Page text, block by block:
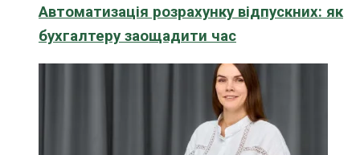
Автоматизація розрахунку відпускних: як
бухгалтеру заощадити час